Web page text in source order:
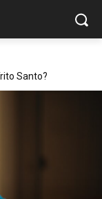
Santo?